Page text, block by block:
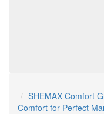
SHEMAX Comfort
Comfort for Perfect